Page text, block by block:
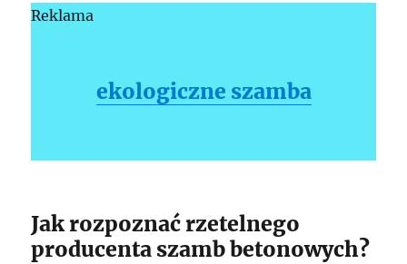
Reklama
ekologiczne szamba
Jak rozpoznać rzetelnego
producenta szamb betonowych?